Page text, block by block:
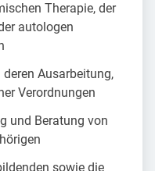
Therapie, der
autologen
Ausarbeitung,
Verordnungen
und Beratung von
sowie die